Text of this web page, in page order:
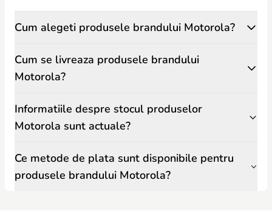
Cum alegeti produsele brandului Motorola?
Cum se livreaza produsele brandului
Motorola?
Informatiile despre stocul produselor
Motorola sunt actuale?
Ce metode de plata sunt disponibile pentru
produsele brandului Motorola?